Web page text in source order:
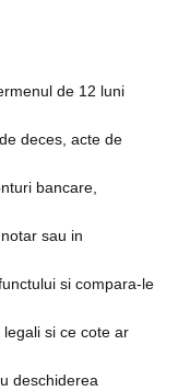
de 12 luni
deces, acte de
bancare,
sau in
si compara-le
si ce cote ar
deschiderea